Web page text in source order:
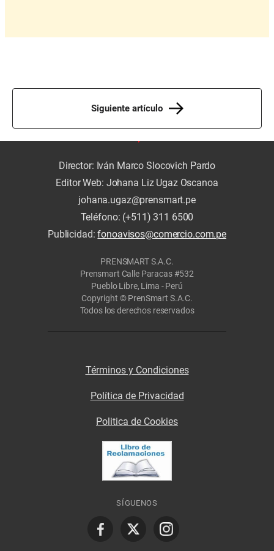
Siguiente artículo
Director: Iván Marco Slocovich Pardo
Editor Web: Johana Liz Ugaz Oscanoa
johana.ugaz@prensmart.pe
Teléfono: (+511) 311 6500
Publicidad:fonoavisos@comercio.com.pe
PRENSMART S.A.C.
Prensmart Calle Paracas #532
Pueblo Libre, Lima - Perú
Copyright © PrenSmart S.A.C.
Todos los derechos reservados
Términos y Condiciones
Política de Privacidad
Politica de Cookies
SÍGUENOS